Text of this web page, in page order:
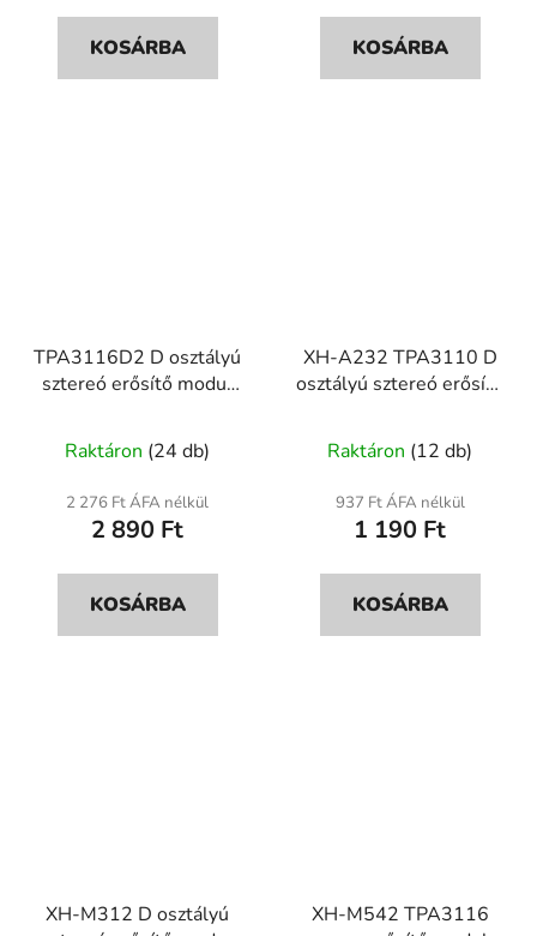
KOSÁRBA KOSÁRBA
TPA3116D2 D osztályú
sztereó erősítő modul
Raktáron (24 db)
2 276 Ft ÁFA nélkül
2 890 Ft
KOSÁRBA
XH-A232 TPA3110 D
osztályú sztereó erősítő
termék
átlagos
értékelése
ből
Raktáron (12 db)
937 Ft ÁFA nélkül
1 190 Ft
KOSÁRBA
XH-M312 D osztályú
XH-M542 TPA3116